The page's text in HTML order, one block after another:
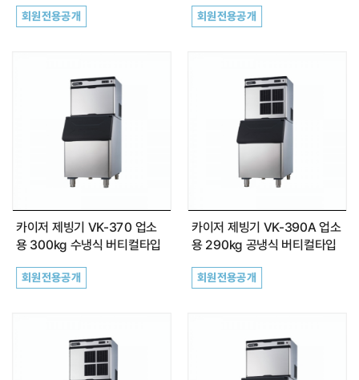
회원전용공개 회원전용공개
카이저 제빙기 VK-370 업소
용 300kg 수냉식 버티컬타입
회원전용공개
카이저 제빙기 VK-390A 업소
용 290kg 공냉식 버티컬타입
회원전용공개